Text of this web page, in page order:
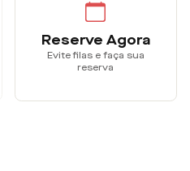
Reserve Agora
Evite filas e faça sua
reserva